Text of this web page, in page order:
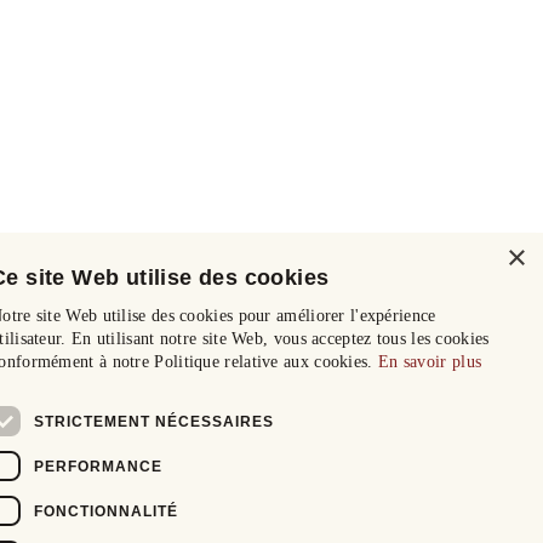
×
site Web utilise des cookies
site Web utilise des cookies pour améliorer l'expérience
En utilisant notre site Web, vous acceptez tous les cookies
à notre Politique relative aux cookies. En savoir plus
STRICTEMENT NÉCESSAIRES
PERFORMANCE
FONCTIONNALITÉ